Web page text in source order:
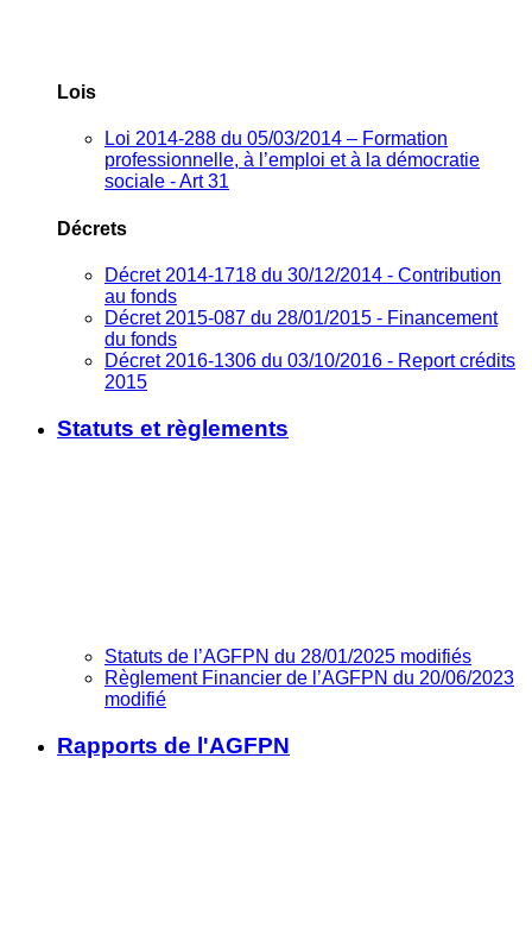
Lois
Loi 2014-288 du 05/03/2014 – Formation
professionnelle, à l’emploi et à la démocratie
sociale - Art 31
Décrets
Décret 2014-1718 du 30/12/2014 - Contribution
au fonds
Décret 2015-087 du 28/01/2015 - Financement
du fonds
Décret 2016-1306 du 03/10/2016 - Report crédits
2015
Statuts et règlements
Statuts de l’AGFPN du 28/01/2025 modifiés
Règlement Financier de l’AGFPN du 20/06/2023
modifié
Rapports de l'AGFPN